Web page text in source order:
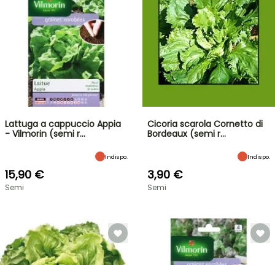
Lattuga a cappuccio Appia
- Vilmorin (semi r…
Indispo.
15,90 €
Semi
Cicoria scarola Cornetto di
Bordeaux (semi r…
Indispo.
3,90 €
Semi